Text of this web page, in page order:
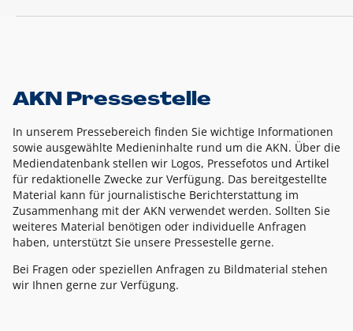
AKN Pressestelle
In unserem Pressebereich finden Sie wichtige Informationen
sowie ausgewählte Medieninhalte rund um die AKN. Über die
Mediendatenbank stellen wir Logos, Pressefotos und Artikel
für redaktionelle Zwecke zur Verfügung. Das bereitgestellte
Material kann für journalistische Berichterstattung im
Zusammenhang mit der AKN verwendet werden. Sollten Sie
weiteres Material benötigen oder individuelle Anfragen
haben, unterstützt Sie unsere Pressestelle gerne.
Bei Fragen oder speziellen Anfragen zu Bildmaterial stehen
wir Ihnen gerne zur Verfügung.